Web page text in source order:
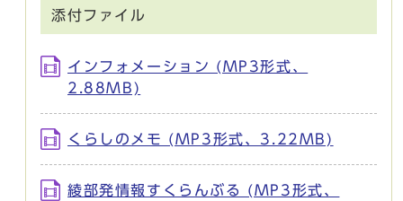
添付ファイル
インフォメーション (MP3形式、
2.88MB)
くらしのメモ (MP3形式、3.22MB)
綾部発情報すくらんぶる (MP3形式、